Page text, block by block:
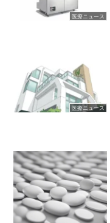
医療ニュース
医療ニュース